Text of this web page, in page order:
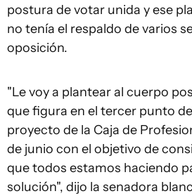
postura de votar unida y ese
no tenía el respaldo de varios
oposición.
"Le voy a plantear al cuerpo
que figura en el tercer punto
proyecto de la Caja de
de junio con el objetivo de
que todos estamos haciendo
solución", dijo la senadora